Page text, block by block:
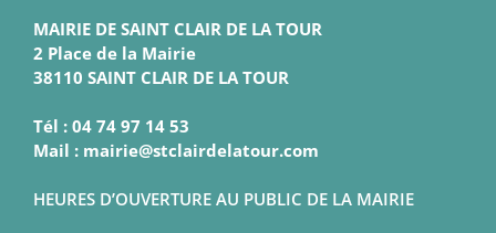
MAIRIE DE SAINT CLAIR DE LA TOUR
2 Place de la Mairie
38110 SAINT CLAIR DE LA TOUR
Tél : 04 74 97 14 53
Mail : mairie@stclairdelatour.com
HEURES D’OUVERTURE AU PUBLIC DE LA MAIRIE